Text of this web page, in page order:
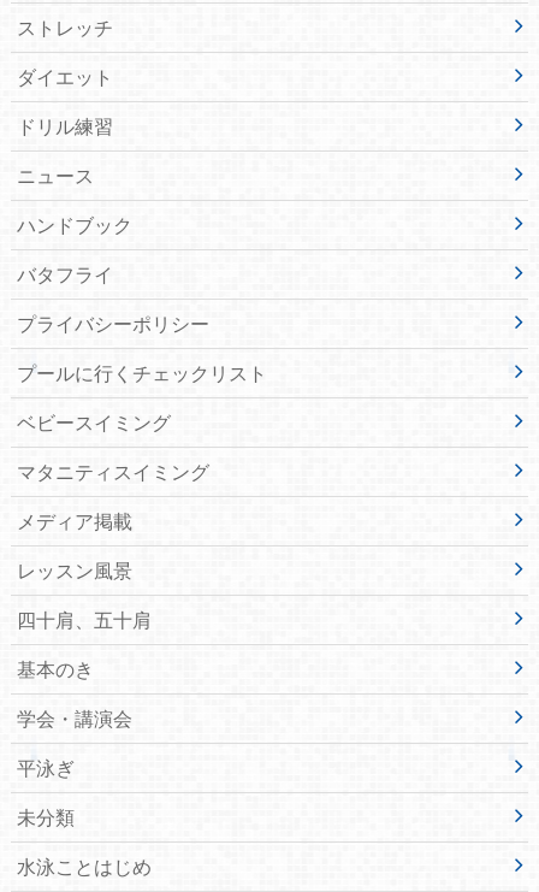
ストレッチ
ダイエット
ドリル練習
ニュース
ハンドブック
バタフライ
プライバシーポリシー
プールに行くチェックリスト
ベビースイミング
マタニティスイミング
メディア掲載
レッスン風景
四十肩、五十肩
基本のき
学会・講演会
平泳ぎ
未分類
水泳ことはじめ